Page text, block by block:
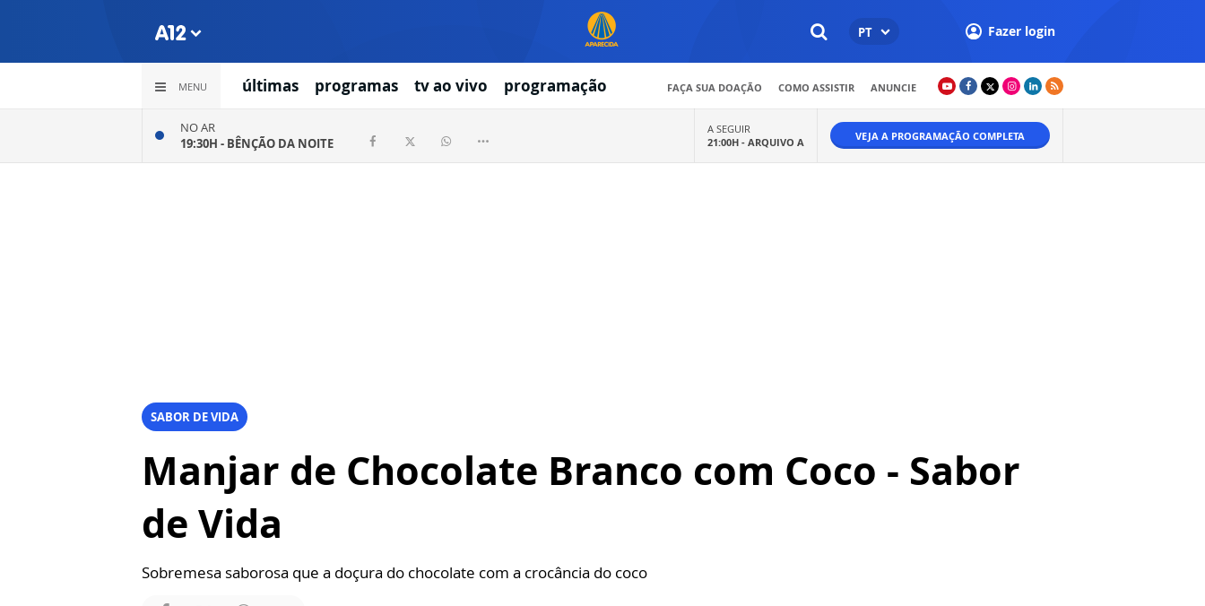
PT Fazer login
MENU últimas programas tv ao vivo programação FAÇA SUA DOAÇÃO COMO ASSISTIR ANUNCIE
NO AR
19:30H - BÊNÇÃO DA NOITE
A SEGUIR
21:00H - ARQUIVO A VEJA A PROGRAMAÇÃO COMPLETA
SABOR DE VIDA
Manjar de Chocolate Branco com Coco - Sabor
de Vida
Sobremesa saborosa que a doçura do chocolate com a crocância do coco